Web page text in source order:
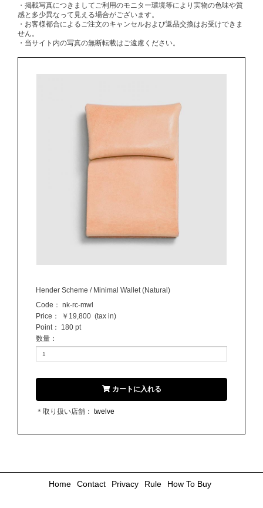
・掲載写真につきましてご利用のモニター環境等により実物の色味や質
感と多少異なって見える場合がございます。
・お客様都合によるご注文のキャンセルおよび返品交換はお受けできま
せん。
・当サイト内の写真の無断転載はご遠慮ください。
Hender Scheme / Minimal Wallet (Natural)
Code： nk-rc-mwl
Price：
￥19,800 (tax in)
Point： 180 pt
数量 ：
カートに入れる
＊取り扱い店舗： twelve
Home Contact Privacy Rule How To Buy